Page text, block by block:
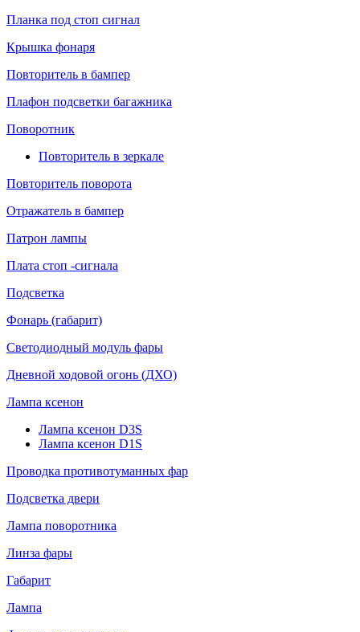
Планка под стоп сигнал
Крышка фонаря
Повторитель в бампер
Плафон подсветки багажника
Поворотник
Повторитель в зеркале
Повторитель поворота
Отражатель в бампер
Патрон лампы
Плата стоп -сигнала
Подсветка
Фонарь (габарит)
Светодиодный модуль фары
Дневной ходовой огонь (ДХО)
Лампа ксенон
Лампа ксенон D3S
Лампа ксенон D1S
Проводка противотуманных фар
Подсветка двери
Лампа поворотника
Линза фары
Габарит
Лампа